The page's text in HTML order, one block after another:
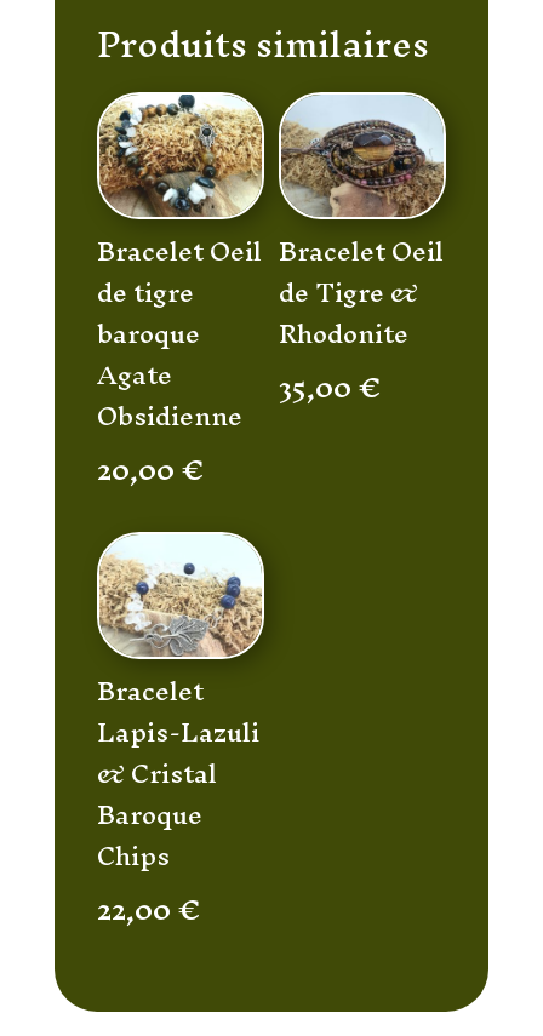
Produits similaires
Bracelet Oeil
de tigre
baroque
Agate
Obsidienne
20,00€
Bracelet Oeil
de Tigre &
Rhodonite
35,00€
Bracelet
Lapis-Lazuli
& Cristal
Baroque
Chips
22,00€